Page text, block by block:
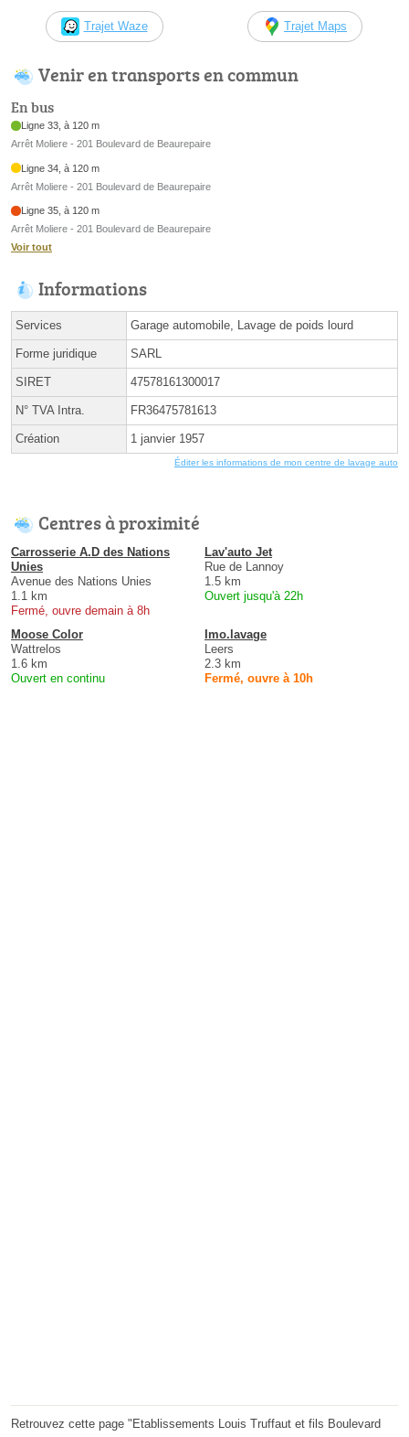
Trajet Waze Trajet Maps
Venir en transports en commun
En bus
Ligne 33, à 120 m
Arrêt Moliere - 201 Boulevard de Beaurepaire
Ligne 34, à 120 m
Arrêt Moliere - 201 Boulevard de Beaurepaire
Ligne 35, à 120 m
Arrêt Moliere - 201 Boulevard de Beaurepaire
Voir tout
Informations
Services Garage automobile, Lavage de poids lourd
Forme juridique SARL
SIRET 47578161300017
N° TVA Intra. FR36475781613
Création 1 janvier 1957
Éditer les informations de mon centre de lavage auto
Centres à proximité
Carrosserie A.D des Nations
Unies
Avenue des Nations Unies
1.1 km
Fermé, ouvre demain à 8h
Lav'auto Jet
Rue de Lannoy
1.5 km
Ouvert jusqu'à 22h
Moose Color
Wattrelos
1.6 km
Ouvert en continu
Imo.lavage
Leers
2.3 km
Fermé, ouvre à 10h
Retrouvez cette page "Etablissements Louis Truffaut et fils Boulevard